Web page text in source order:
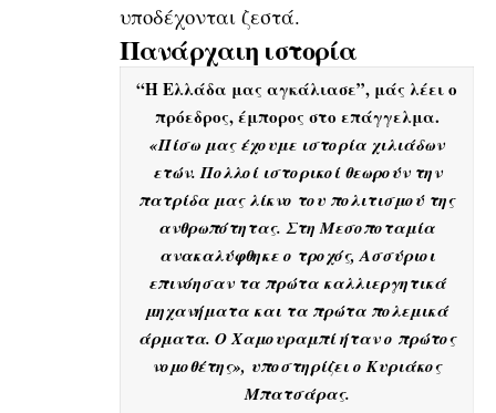
υποδέχονται ζεστά.
Πανάρχαιη ιστορία
“Η Ελλάδα μας αγκάλιασε”, μάς λέει ο
πρόεδρος, έμπορος στο επάγγελμα.
«Πίσω μας έχουμε ιστορία χιλιάδων
ετών. Πολλοί ιστορικοί θεωρούν την
πατρίδα μας λίκνο του πολιτισμού της
ανθρωπότητας. Στη Μεσοποταμία
ανακαλύφθηκε ο τροχός, Ασσύριοι
επινόησαν τα πρώτα καλλιεργητικά
μηχανήματα και τα πρώτα πολεμικά
άρματα. Ο Χαμουραμπί ήταν ο πρώτος
νομοθέτης», υποστηρίζει ο Κυριάκος
Μπατσάρας.